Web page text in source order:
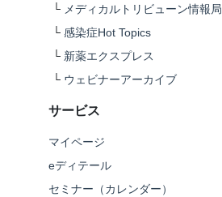
└ メディカルトリビューン情報局
└ 感染症Hot Topics
└ 新薬エクスプレス
└ ウェビナーアーカイブ
サービス
マイページ
eディテール
セミナー（カレンダー）